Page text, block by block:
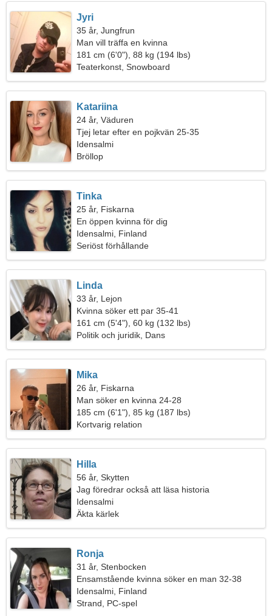
Jyri
35 år, Jungfrun
Man vill träffa en kvinna
181 cm (6'0"), 88 kg (194 lbs)
Teaterkonst, Snowboard
Katariina
24 år, Väduren
Tjej letar efter en pojkvän 25-35
Idensalmi
Bröllop
Tinka
25 år, Fiskarna
En öppen kvinna för dig
Idensalmi, Finland
Seriöst förhållande
Linda
33 år, Lejon
Kvinna söker ett par 35-41
161 cm (5'4"), 60 kg (132 lbs)
Politik och juridik, Dans
Mika
26 år, Fiskarna
Man söker en kvinna 24-28
185 cm (6'1"), 85 kg (187 lbs)
Kortvarig relation
Hilla
56 år, Skytten
Jag föredrar också att läsa historia
Idensalmi
Äkta kärlek
Ronja
31 år, Stenbocken
Ensamstående kvinna söker en man 32-38
Idensalmi, Finland
Strand, PC-spel